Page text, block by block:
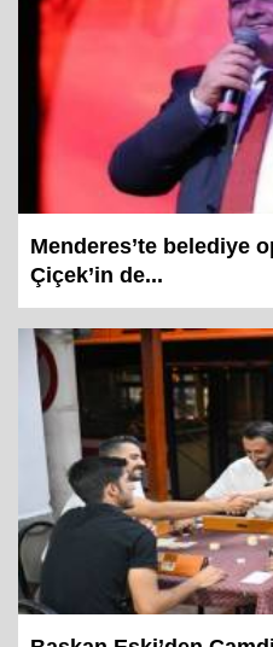
Menderes’te belediye
Çiçek’in de...